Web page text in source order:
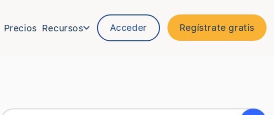
Regístrate gratis
Precios Recursos Acceder